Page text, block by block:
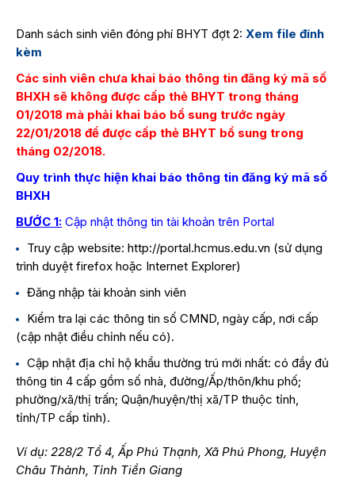
Danh sách sinh viên đóng phí BHYT đợt 2: Xem file đính
kèm
Các sinh viên chưa khai báo thông tin đăng ký mã số
BHXH sẽ không được cấp thẻ BHYT trong tháng
01/2018 mà phải khai báo bổ sung trước ngày
22/01/2018 để được cấp thẻ BHYT bổ sung trong
tháng 02/2018.
Quy trình thực hiện khai báo thông tin đăng ký mã số
BHXH
BƯỚC 1: Cập nhật thông tin tài khoản trên Portal
Truy cập website: http://portal.hcmus.edu.vn (sử dụng
trình duyệt firefox hoặc Internet Explorer)
Đăng nhập tài khoản sinh viên
Kiểm tra lại các thông tin số CMND, ngày cấp, nơi cấp
(cập nhật điều chỉnh nếu có).
Cập nhật địa chỉ hộ khẩu thường trú mới nhất: có đầy đủ
thông tin 4 cấp gồm số nhà, đường/Ấp/thôn/khu phố;
phường/xã/thị trấn; Quận/huyện/thị xã/TP thuộc tỉnh,
tỉnh/TP cấp tỉnh).
Ví dụ: 228/2 Tổ 4, Ấp Phú Thạnh, Xã Phú Phong, Huyện
Châu Thành, Tỉnh Tiền Giang